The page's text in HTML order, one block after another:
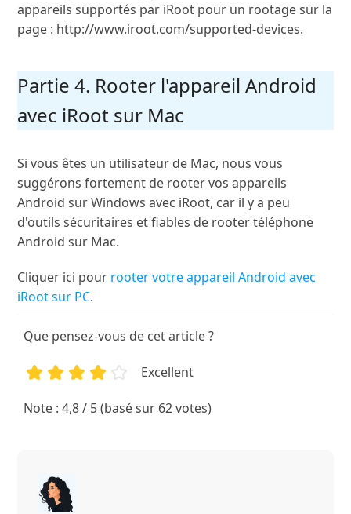
appareils supportés par iRoot pour un rootage sur la
page : http://www.iroot.com/supported-devices.
Partie 4. Rooter l'appareil Android
avec iRoot sur Mac
Si vous êtes un utilisateur de Mac, nous vous
suggérons fortement de rooter vos appareils
Android sur Windows avec iRoot, car il y a peu
d'outils sécuritaires et fiables de rooter téléphone
Android sur Mac.
Cliquer ici pour rooter votre appareil Android avec
iRoot sur PC.
Que pensez-vous de cet article ?
1 3 4
Excellent
Note : 4,8 / 5 (basé sur 62 votes)